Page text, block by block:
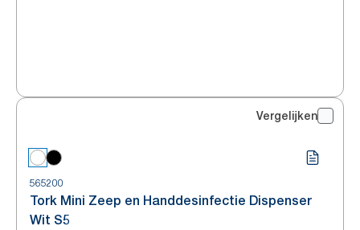
Vergelijken
565200
Tork Mini Zeep en Handdesinfectie Dispenser
Wit S5